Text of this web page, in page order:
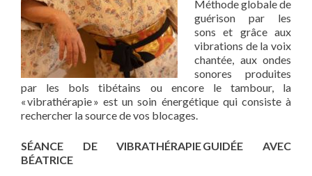
Méthode globale de
guérison par les
sons et grâce aux
vibrations de la voix
chantée, aux ondes
sonores produites
par les bols tibétains ou encore le tambour, la
«vibrathérapie» est un soin énergétique qui consiste à
rechercher la source de vos blocages.
SÉANCE DE VIBRATHÉRAPIE GUIDÉE AVEC
BÉATRICE